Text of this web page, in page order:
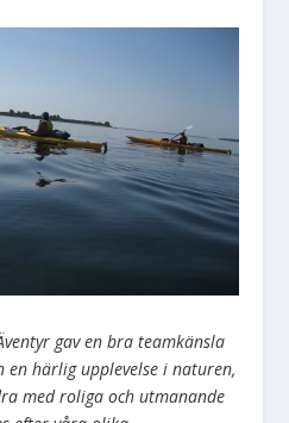
gav en bra teamkänsla
en härlig upplevelse i naturen,
med roliga och utmanande